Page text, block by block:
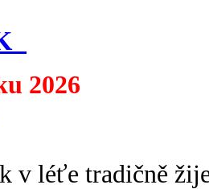
2026
v léťe tradičně